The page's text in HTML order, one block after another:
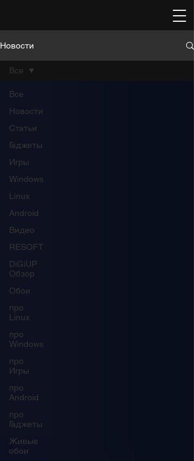
Новости
Все
Новости
Статьи
Гаджеты
Игры
Windows
Linux
Android
Видео
RESOFT
DiGiUP
Обзор
Обои
про
Linux
про
Windows
про
Игры
про
Android
про
Гаджеты
Живые
обои
Все